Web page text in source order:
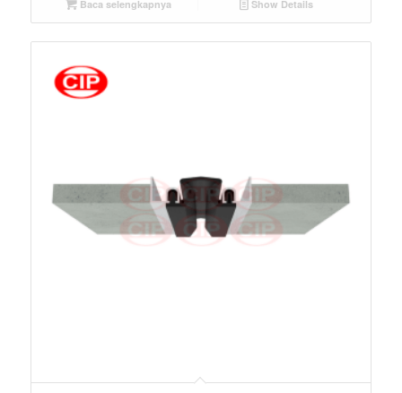
Baca selengkapnya Show Details